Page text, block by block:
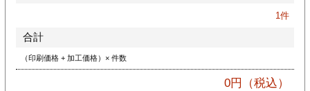
1件
合計
（印刷価格 + 加工価格）× 件数
0円（税込）